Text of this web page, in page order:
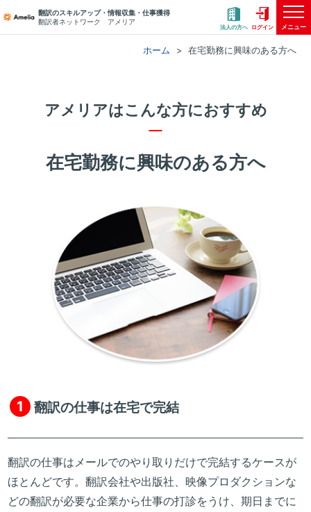
翻訳のスキルアップ・情報収集・仕事獲得
翻訳者ネットワーク アメリア
法人の方へ ログイン メニュー
ホーム 在宅勤務に興味のある方へ
アメリアはこんな方におすすめ
在宅勤務に興味のある方へ
1 翻訳の仕事は在宅で完結
翻訳の仕事はメールでのやり取りだけで完結するケースが
ほとんどです。翻訳会社や出版社、映像プロダクションな
どの翻訳が必要な企業から仕事の打診をうけ、期日までに